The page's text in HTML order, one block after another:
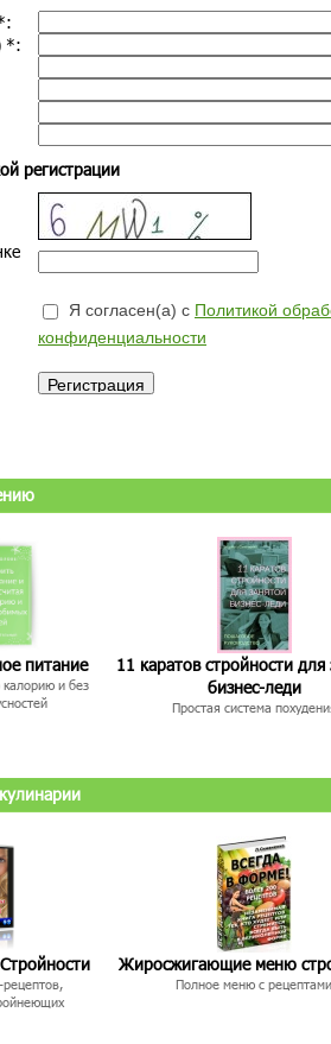
:
*:
регистрации
Я согласен(а) с Политикой
конфиденциальности
питание
и без
11 каратов стройности для
бизнес-леди
Простая система
Жиросжигающие меню
Полное меню с рецептами